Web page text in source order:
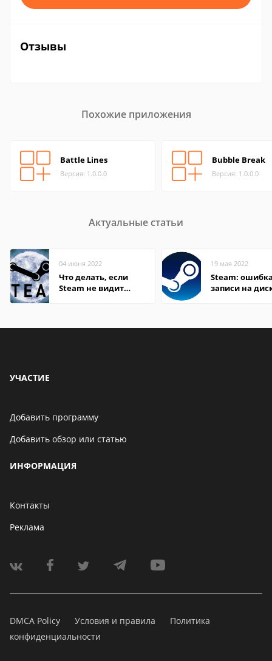
Отзывы
Похожие приложения
Battle Lines
Версия: 1.0.0.0
Bubble Break
Версия: 1.0.0.0
Актуальные статьи
04 июня 2022
Что делать, если
Steam не видит
19 мая 2022
Steam:
записи на
УЧАСТИЕ
Добавить программу
Добавить обзор или статью
ИНФОРМАЦИЯ
Контакты
Реклама
DMCA Policy Условия и правила
Политика
конфиденциальности